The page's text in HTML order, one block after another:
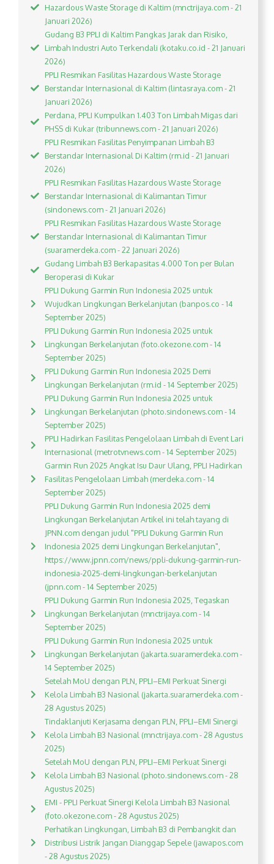
Hazardous Waste Storage di Kaltim (mnctrijaya.com - 21
Januari 2026)
Gudang B3 PPLI di Kaltim Pangkas Jarak dan Risiko,
Limbah Industri Auto Terkendali (kotaku.co.id - 21 Januari
2026)
PPLI Resmikan Fasilitas Hazardous Waste Storage
Berstandar Internasional di Kaltim (lintasraya.com - 21
Januari 2026)
Perdana, PPLI Kumpulkan 1.403 Ton Limbah Migas dari
PHSS di Kukar (tribunnews.com - 21 Januari 2026)
PPLI Resmikan Fasilitas Penyimpanan Limbah B3
Berstandar Internasional Di Kaltim (rm.id - 21 Januari
2026)
PPLI Resmikan Fasilitas Hazardous Waste Storage
Berstandar Internasional di Kalimantan Timur
(sindonews.com - 21 Januari 2026)
PPLI Resmikan Fasilitas Hazardous Waste Storage
Berstandar Internasional di Kalimantan Timur
(suaramerdeka.com - 22 Januari 2026)
Gudang Limbah B3 Berkapasitas 4.000 Ton per Bulan
Beroperasi di Kukar
PPLI Dukung Garmin Run Indonesia 2025 untuk
Wujudkan Lingkungan Berkelanjutan (banpos.co - 14
September 2025)
PPLI Dukung Garmin Run Indonesia 2025 untuk
Lingkungan Berkelanjutan (foto.okezone.com - 14
September 2025)
PPLI Dukung Garmin Run Indonesia 2025 Demi
Lingkungan Berkelanjutan (rm.id - 14 September 2025)
PPLI Dukung Garmin Run Indonesia 2025 untuk
Lingkungan Berkelanjutan (photo.sindonews.com - 14
September 2025)
PPLI Hadirkan Fasilitas Pengelolaan Limbah di Event Lari
Internasional (metrotvnews.com - 14 September 2025)
Garmin Run 2025 Angkat Isu Daur Ulang, PPLI Hadirkan
Fasilitas Pengelolaan Limbah (merdeka.com - 14
September 2025)
PPLI Dukung Garmin Run Indonesia 2025 demi
Lingkungan Berkelanjutan Artikel ini telah tayang di
JPNN.com dengan judul "PPLI Dukung Garmin Run
Indonesia 2025 demi Lingkungan Berkelanjutan",
https://www.jpnn.com/news/ppli-dukung-garmin-run-
indonesia-2025-demi-lingkungan-berkelanjutan
(jpnn.com - 14 September 2025)
PPLI Dukung Garmin Run Indonesia 2025, Tegaskan
Lingkungan Berkelanjutan (mnctrijaya.com - 14
September 2025)
PPLI Dukung Garmin Run Indonesia 2025 untuk
Lingkungan Berkelanjutan (jakarta.suaramerdeka.com -
14 September 2025)
Setelah MoU dengan PLN, PPLI–EMI Perkuat Sinergi
Kelola Limbah B3 Nasional (jakarta.suaramerdeka.com -
28 Agustus 2025)
Tindaklanjuti Kerjasama dengan PLN, PPLI–EMI Sinergi
Kelola Limbah B3 Nasional (mnctrijaya.com - 28 Agustus
2025)
Setelah MoU dengan PLN, PPLI–EMI Perkuat Sinergi
Kelola Limbah B3 Nasional (photo.sindonews.com - 28
Agustus 2025)
EMI - PPLI Perkuat Sinergi Kelola Limbah B3 Nasional
(foto.okezone.com - 28 Agustus 2025)
Perhatikan Lingkungan, Limbah B3 di Pembangkit dan
Distribusi Listrik Jangan Dianggap Sepele (jawapos.com
- 28 Agustus 2025)